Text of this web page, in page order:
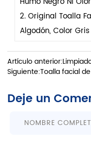
2. Original Toalla
Algodón, Color
Artículo
Siguiente:Toalla facial
Deje un